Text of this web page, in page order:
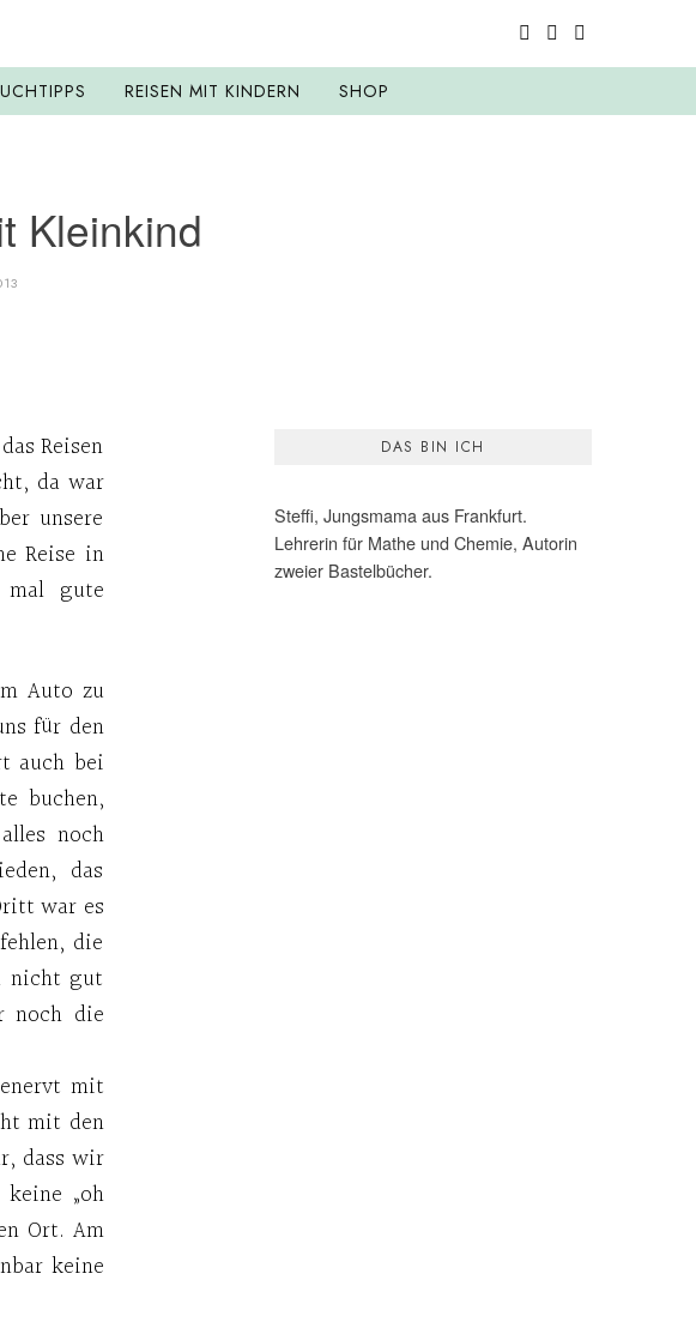
REISEN MIT KINDERN SHOP
Kleinkind
Reisen
da war
unsere
Reise in
mal gute
Auto zu
für den
auch bei
buchen,
noch
das
war es
die
nicht gut
noch die
mit
mit den
dass wir
„oh
Ort. Am
keine
DAS BIN ICH
Steffi, Jungsmama aus Frankfurt.
Lehrerin für Mathe und Chemie, Autorin
zweier Bastelbücher.